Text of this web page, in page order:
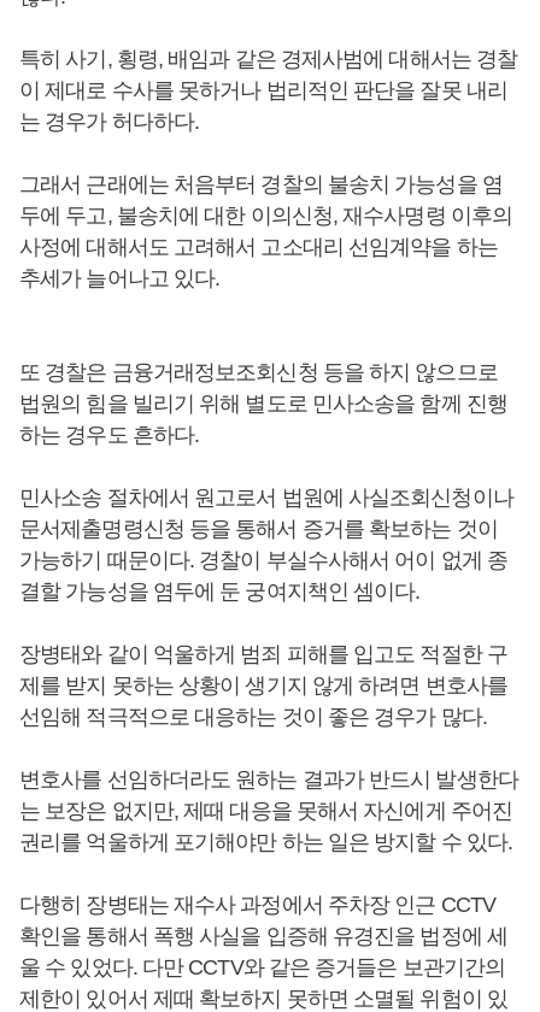
특히 사기, 횡령, 배임과 같은 경제사범에 대해서는 경찰
이 제대로 수사를 못하거나 법리적인 판단을 잘못 내리
는 경우가 허다하다.
그래서 근래에는 처음부터 경찰의 불송치 가능성을 염
두에 두고, 불송치에 대한 이의신청, 재수사명령 이후의
사정에 대해서도 고려해서 고소대리 선임계약을 하는
추세가 늘어나고 있다.
또 경찰은 금융거래정보조회신청 등을 하지 않으므로
법원의 힘을 빌리기 위해 별도로 민사소송을 함께 진행
하는 경우도 흔하다.
민사소송 절차에서 원고로서 법원에 사실조회신청이나
문서제출명령신청 등을 통해서 증거를 확보하는 것이
가능하기 때문이다. 경찰이 부실수사해서 어이 없게 종
결할 가능성을 염두에 둔 궁여지책인 셈이다.
장병태와 같이 억울하게 범죄 피해를 입고도 적절한 구
제를 받지 못하는 상황이 생기지 않게 하려면 변호사를
선임해 적극적으로 대응하는 것이 좋은 경우가 많다.
변호사를 선임하더라도 원하는 결과가 반드시 발생한다
는 보장은 없지만, 제때 대응을 못해서 자신에게 주어진
권리를 억울하게 포기해야만 하는 일은 방지할 수 있다.
다행히 장병태는 재수사 과정에서 주차장 인근 CCTV
확인을 통해서 폭행 사실을 입증해 유경진을 법정에 세
울 수 있었다. 다만 CCTV와 같은 증거들은 보관기간의
제한이 있어서 제때 확보하지 못하면 소멸될 위험이 있